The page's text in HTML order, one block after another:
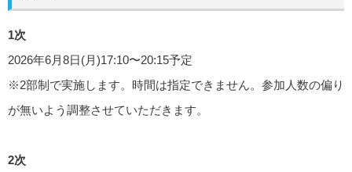
1次
2026年6月8日(月)17:10〜20:15予定
※2部制で実施します。時間は指定できません。参加人数の偏り
が無いよう調整させていただきます。
2次